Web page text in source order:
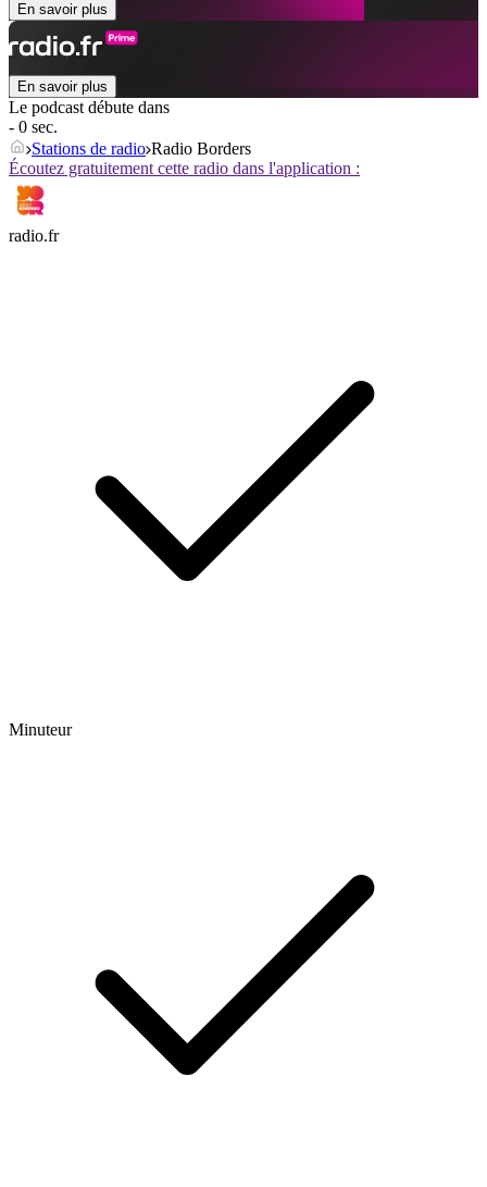
En savoir plus
En savoir plus
Le podcast débute dans
- 0 sec.
Stations de radio Radio Borders
Écoutez gratuitement cette radio dans l'application :
radio.fr
Minuteur